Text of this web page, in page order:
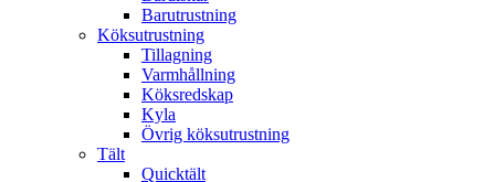
Barutrustning
Köksutrustning
Tillagning
Varmhållning
Köksredskap
Kyla
Övrig köksutrustning
Tält
Quicktält